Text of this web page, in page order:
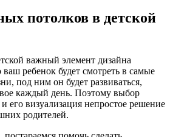
потолков в детской
важный элемент дизайна
ваш ребенок будет смотреть в самые
под ним он будет развиваться,
каждый день. Поэтому выбор
его визуализация непростое решение
родителей.